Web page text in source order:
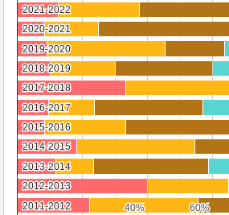
40%
40% 60%
60%
2021-2022
2021-2022
2020-2021
2020-2021
2019-2020
2019-2020
2018-2019
2018-2019
2017-2018
2017-2018
2016-2017
2016-2017
2015-2016
2015-2016
2014-2015
2014-2015
2013-2014
2013-2014
2012-2013
2012-2013
2011-2012
2011-2012